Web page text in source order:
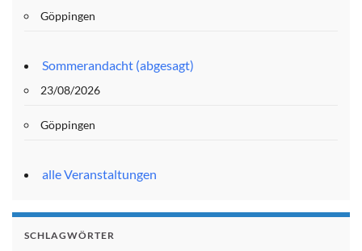
Göppingen
Sommerandacht (abgesagt)
23/08/2026
Göppingen
alle Veranstaltungen
SCHLAGWÖRTER